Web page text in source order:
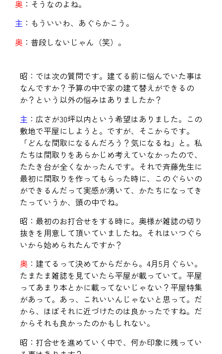
奥 ：そうなのよね。
主 ：もういいわ、あぐらかこう。
奥 ：普段しないじゃん（笑）。
昭：では次の質問です。建てる前に悩んでいた事は
なんですか？予算の中で家の建て替えができるの
か？という以外の悩みはありましたか？
主 ：広さが30坪以内という希望はありました。この
敷地で平屋にしようと。ですが、そこからです。
「どんな間取になるんだろう？気になるね」と。私
たちは間取りをあらかじめ考えていなかったので、
たたき台が全くなかったんです。それで斉藤先生に
最初に間取りを作ってもらった時に、このぐらいの
ができるんだって実感が湧いて、かたちになってき
たっていうか、頭の中でね。
昭：最初のお打合せをする時に。奥様が雑誌の切り
抜きを用意して頂いていましたね。それはいつぐら
いから始められたんですか？
奥 ：建てるって決めてからだから。4月5月ぐらい。
たまたま雑誌を見ていたら平屋が載っていて。平屋
ってあまり本とかに載ってないじゃない？平屋特集
があって。あっ、これいいんじゃないと思って。だ
から、ほぼそれに近づけたのは良かったですね。だ
からそれも良かったのかもしれない。
昭：打合せを進めていく中で、何か印象に残ってい